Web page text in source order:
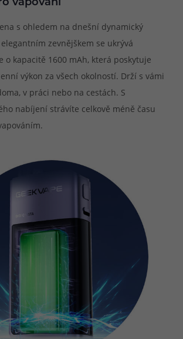
vapování
s ohledem na dnešní dynamický
zevnějškem se ukrývá
o kapacitě 1600 mAh, která poskytuje
výkon za všech okolností. Drží s vámi
v práci nebo na cestách. S
nabíjení strávíte celkově méně času